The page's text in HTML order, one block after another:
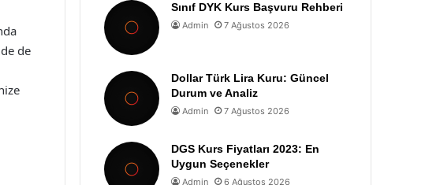
de
Sınıf DYK Kurs Başvuru Rehberi
Admin 7 Ağustos 2026
Dollar Türk Lira Kuru: Güncel
Durum ve Analiz
Admin 7 Ağustos 2026
DGS Kurs Fiyatları 2023: En
Uygun Seçenekler
Admin 6 Ağustos 2026